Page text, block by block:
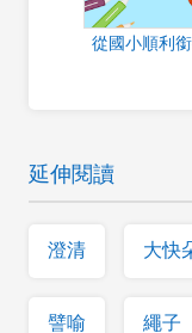
從國小順利
延伸閱讀
澄清 大快
譬喻 繩子